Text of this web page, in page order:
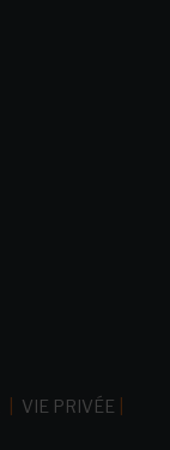
VIE PRIVÉE